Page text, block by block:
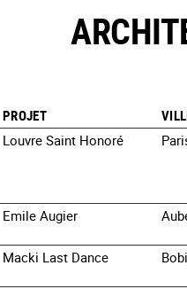
PROJET
Louvre Saint Honoré
Emile Augier
Macki Last Dance